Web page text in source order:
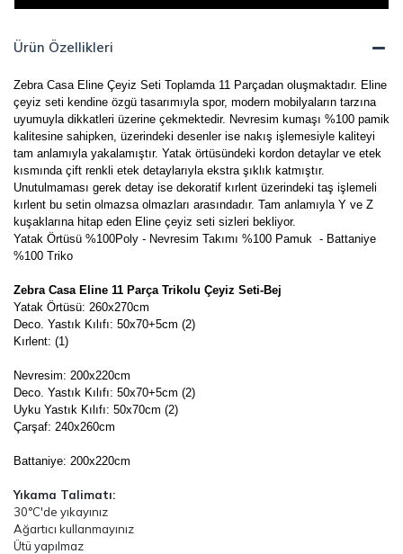
Ürün Özellikleri
Zebra Casa Eline Çeyiz Seti Toplamda 11 Parçadan oluşmaktadır. Eline
çeyiz seti kendine özgü tasarımıyla spor, modern mobilyaların tarzına
uyumuyla dikkatleri üzerine çekmektedir. Nevresim kumaşı %100 pamik
kalitesine sahipken, üzerindeki desenler ise nakış işlemesiyle kaliteyi
tam anlamıyla yakalamıştır. Yatak örtüsündeki kordon detaylar ve etek
kısmında çift renkli etek detaylarıyla ekstra şıklık katmıştır.
Unutulmaması gerek detay ise dekoratif kırlent üzerindeki taş işlemeli
kırlent bu setin olmazsa olmazları arasındadır. Tam anlamıyla Y ve Z
kuşaklarına hitap eden Eline çeyiz seti sizleri bekliyor.
Yatak Örtüsü %100Poly - Nevresim Takımı %100 Pamuk - Battaniye
%100 Triko
Zebra Casa Eline 11 Parça Trikolu Çeyiz Seti-Bej
Yatak Örtüsü: 260x270cm
Deco. Yastık Kılıfı: 50x70+5cm (2)
Kırlent: (1)
Nevresim: 200x220cm
Deco. Yastık Kılıfı: 50x70+5cm (2)
Uyku Yastık Kılıfı: 50x70cm (2)
Çarşaf: 240x260cm
Battaniye: 200x220cm
Yıkama Talimatı:
30°C'de yıkayınız
Ağartıcı kullanmayınız
Ütü yapılmaz